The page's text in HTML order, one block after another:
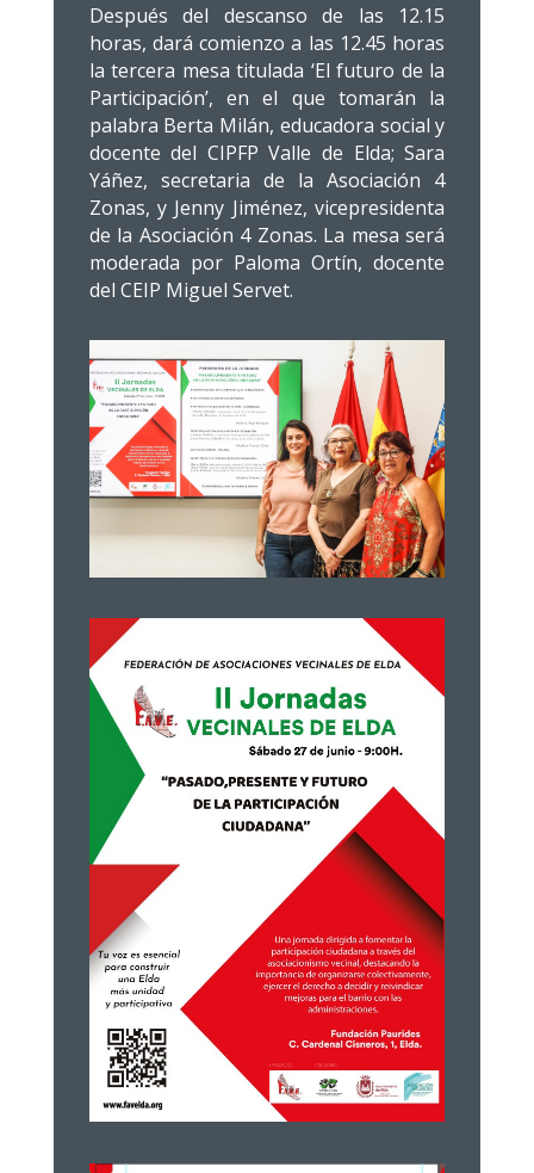
Después del descanso de las 12.15
horas, dará comienzo a las 12.45 horas
la tercera mesa titulada ‘El futuro de la
Participación’, en el que tomarán la
palabra Berta Milán, educadora social y
docente del CIPFP Valle de Elda; Sara
Yáñez, secretaria de la Asociación 4
Zonas, y Jenny Jiménez, vicepresidenta
de la Asociación 4 Zonas. La mesa será
moderada por Paloma Ortín, docente
del CEIP Miguel Servet.